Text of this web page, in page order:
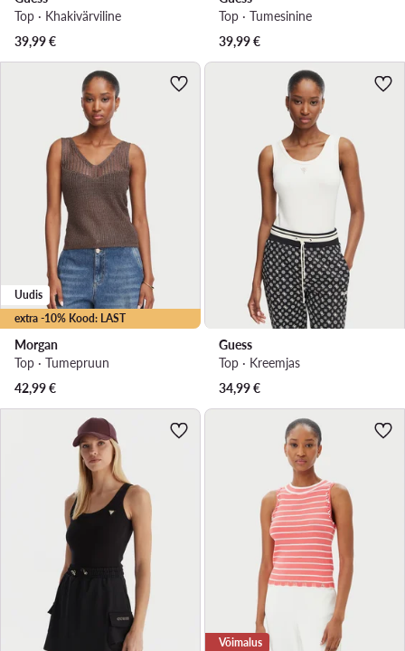
Top · Khakivärviline
39,99€
Top · Tumesinine
39,99€
extra -10% Kood: LAST
Uudis
Morgan
Top · Tumepruun
42,99€
Guess
Top · Kreemjas
34,99€
Võimalus